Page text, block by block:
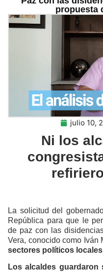
propuesta
julio 10,
Ni los
La solicitud del
República para que le
de paz con las
Vera, conocido como Iván
sectores políticos
Los alcaldes